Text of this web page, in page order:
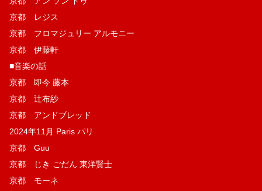
京都 レジス
京都 フロマジュリー アルモニー
京都 伊藤軒
■音楽の話
京都 即今 藤本
京都 辻布紗
京都 アンドブレッド
2024年11月 Paris パリ
京都 Guu
京都 じき ごだん 東洋賢士
京都 モーネ